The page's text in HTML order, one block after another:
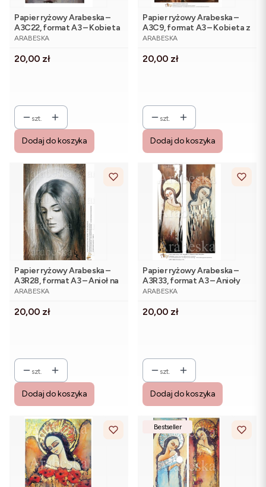
Papier ryżowy Arabeska –
A3C22, format A3 – Kobieta
z parasolem
PRODUCENT
ARABESKA
Cena
20,00 zł
szt.
Dodaj do koszyka
Papier ryżowy Arabeska –
A3C9, format A3 – Kobieta z
kieliszkiem wina
PRODUCENT
ARABESKA
Cena
20,00 zł
szt.
Dodaj do koszyka
Papier ryżowy Arabeska –
A3R28, format A3 – Anioł na
desce – wzór 2
PRODUCENT
ARABESKA
Cena
20,00 zł
szt.
Dodaj do koszyka
Papier ryżowy Arabeska –
A3R33, format A3 – Anioły
brązowo-białe
PRODUCENT
ARABESKA
Cena
20,00 zł
szt.
Dodaj do koszyka
Bestseller